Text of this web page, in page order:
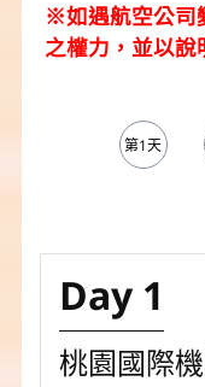
※如遇航空公司
之權力，並以說
第1天
Day 1
桃園國際